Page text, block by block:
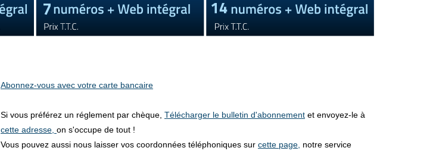
Abonnez-vous avec votre carte bancaire
Si vous préférez un réglement par chèque, Télécharger le bulletin d'abonnement et envoyez-le à
cette adresse, on s'occupe de tout !
Vous pouvez aussi nous laisser vos coordonnées téléphoniques sur cette page, notre service